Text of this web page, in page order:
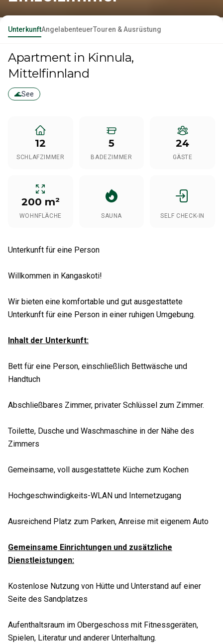
UnterkunftAngelabenteuerTouren & Ausrüstung
Apartment in Kinnula,
Mittelfinnland
🌊See
12
SCHLAFZIMMER
5
BADEZIMMER
24
GÄSTE
200 m²
WOHNFLÄCHE SAUNA SELF CHECK-IN
Unterkunft für eine Person
Willkommen in Kangaskoti!
Wir bieten eine komfortable und gut ausgestattete
Unterkunft für eine Person in einer ruhigen Umgebung.
Inhalt der Unterkunft:
Bett für eine Person, einschließlich Bettwäsche und
Handtuch
Abschließbares Zimmer, privater Schlüssel zum Zimmer.
Toilette, Dusche und Waschmaschine in der Nähe des
Zimmers
Gemeinsame, voll ausgestattete Küche zum Kochen
Hochgeschwindigkeits-WLAN und Internetzugang
Ausreichend Platz zum Parken, Anreise mit eigenem Auto
Gemeinsame Einrichtungen und zusätzliche
Dienstleistungen:
Kostenlose Nutzung von Hütte und Unterstand auf einer
Seite des Sandplatzes
Aufenthaltsraum im Obergeschoss mit Fitnessgeräten,
Spielen, Literatur und anderer Unterhaltung.